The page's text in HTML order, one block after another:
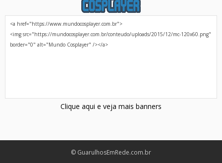
Clique aqui e veja mais banners
© GuarulhosEmRede.com.br